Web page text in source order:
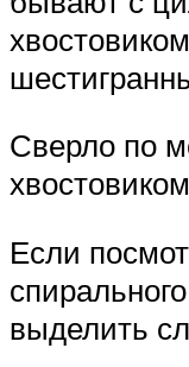
Сверло по
хвостовиком
Если
выделить